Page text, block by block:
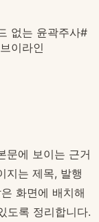
없는 윤곽주사#
이라인
문에 보이는 근거
지는 제목, 발행
화면에 배치해
도록 정리합니다.